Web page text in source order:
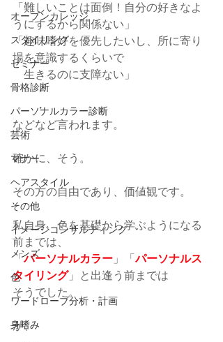
オープンカレッジ
スタイリング
セミナー
骨格診断
パーソナルカラー診断
芸術
マナー
ヘアスタイル
その他
イメージコンサルティング
メンズ
色
ワードローブ分析・計画
身嗜み
「難しいことは面倒！自分の好きなよ
うにするから関係ない」
「趣味嗜好を優先したいし、所に寄り
場を意識するくらいで
生きるのに支障ない」
・
・
などなど言われます。
確かに、そう。
その方の自由であり、価値観です。
私自身、色を基礎から学ぶようになる
前までは、
「パーソナルカラー 」「パーソナルス
タイリング」と出逢う前までは
そうでした。
が、